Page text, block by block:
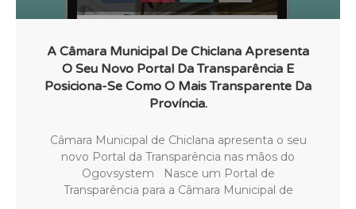
A Câmara Municipal De Chiclana Apresenta
O Seu Novo Portal Da Transparência E
Posiciona-Se Como O Mais Transparente Da
Província.
Câmara Municipal de Chiclana apresenta o seu
novo Portal da Transparência nas mãos do
Ogovsystem Nasce um Portal de
Transparência para a Câmara Municipal de